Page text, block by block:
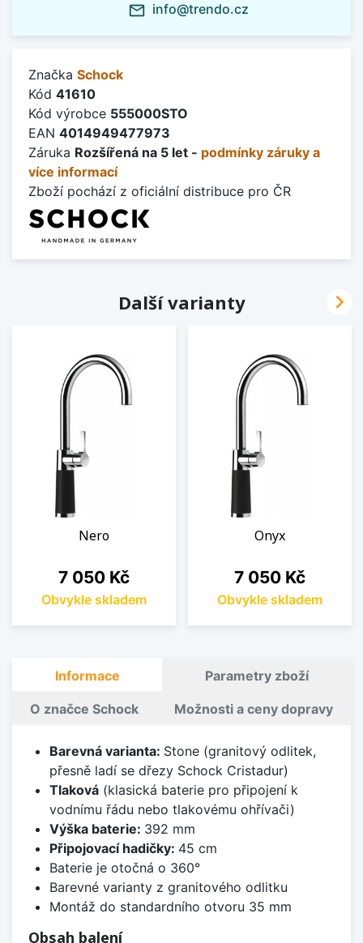
mail_outline info@trendo.cz
Značka Schock
Kód 41610
Kód výrobce 555000STO
EAN 4014949477973
Záruka Rozšířená na 5 let - podmínky záruky a
více informací
Zboží pochází z oficiální distribuce pro ČR
Další varianty
Nero
Cena
7 050 Kč
Obvykle skladem
Onyx
Cena
7 050 Kč
Obvykle skladem

Informace Parametry zboží
O značce Schock Možnosti a ceny dopravy
Barevná varianta: Stone (granitový odlitek,
přesně ladí se dřezy Schock Cristadur)
Tlaková(klasická baterie pro připojení k
vodnímu řádu nebo tlakovému ohřívači)
Výška baterie: 392 mm
Připojovací hadičky: 45 cm
Baterie je otočná o 360°
Barevné varianty z granitového odlitku
Montáž do standardního otvoru 35 mm
Obsah balení